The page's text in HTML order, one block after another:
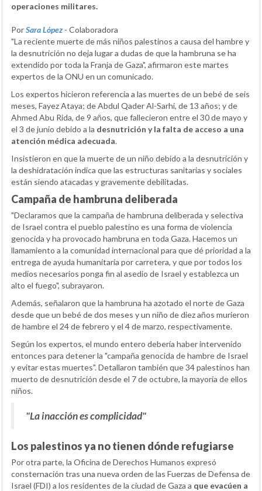
operaciones militares.
PorSara López - Colaboradora
"La reciente muerte de más niños palestinos a causa del hambre y
la desnutrición no deja lugar a dudas de que la hambruna se ha
extendido por toda la Franja de Gaza", afirmaron este martes
expertos de la ONU en un comunicado.
Los expertos hicieron referencia a las muertes de un bebé de seis
meses, Fayez Ataya; de Abdul Qader Al-Sarhi, de 13 años; y de
Ahmed Abu Rida, de 9 años, que fallecieron entre el 30 de mayo y
el 3 de junio debido a la desnutrición y la falta de acceso a una
atención médica adecuada.
Insistieron en que la muerte de un niño debido a la desnutrición y
la deshidratación indica que las estructuras sanitarias y sociales
están siendo atacadas y gravemente debilitadas.
Campaña de hambruna deliberada
"Declaramos que la campaña de hambruna deliberada y selectiva
de Israel contra el pueblo palestino es una forma de violencia
genocida y ha provocado hambruna en toda Gaza. Hacemos un
llamamiento a la comunidad internacional para que dé prioridad a la
entrega de ayuda humanitaria por carretera, y que por todos los
medios necesarios ponga fin al asedio de Israel y establezca un
alto el fuego", subrayaron.
Además, señalaron que la hambruna ha azotado el norte de Gaza
desde que un bebé de dos meses y un niño de diez años murieron
de hambre el 24 de febrero y el 4 de marzo, respectivamente.
Según los expertos, el mundo entero debería haber intervenido
entonces para detener la "campaña genocida de hambre de Israel
y evitar estas muertes". Detallaron también que 34 palestinos han
muerto de desnutrición desde el 7 de octubre, la mayoría de ellos
niños.
"La inacción es complicidad"
Los palestinos ya no tienen dónde refugiarse
Por otra parte, la Oficina de Derechos Humanos expresó
consternación tras una nueva orden de las Fuerzas de Defensa de
Israel (FDI) a los residentes de la ciudad de Gaza a que evacúen a